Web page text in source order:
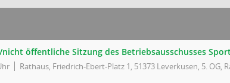
öffentliche Sitzung des Betriebsausschusses
Rathaus, Friedrich-Ebert-Platz 1, 51373 Leverkusen, 5. OG,